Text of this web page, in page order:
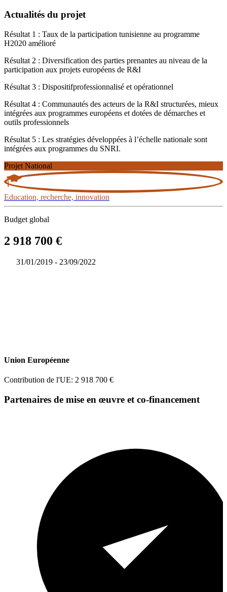
Actualités du projet
Résultat 1 : Taux de la participation tunisienne au programme
H2020 amélioré
Résultat 2 : Diversification des parties prenantes au niveau de la
participation aux projets européens de R&I
Résultat 3 : Dispositifprofessionnalisé et opérationnel
Résultat 4 : Communautés des acteurs de la R&I structurées, mieux
intégrées aux programmes européens et dotées de démarches et
outils professionnels
Résultat 5 : Les stratégies développées à l’échelle nationale sont
intégrées aux programmes du SNRI.
Projet National
Education, recherche, innovation
Budget global
2 918 700 €
31/01/2019 - 23/09/2022
Union Européenne
Contribution de l'UE: 2 918 700 €
Partenaires de mise en œuvre et co-financement